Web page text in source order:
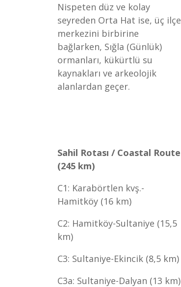
Nispeten düz ve kolay
seyreden Orta Hat ise, üç ilçe
merkezini birbirine
bağlarken, Sığla (Günlük)
ormanları, kükürtlü su
kaynakları ve arkeolojik
alanlardan geçer.
Sahil Rotası / Coastal Route
(245 km)
C1: Karabörtlen kvş.-
Hamitköy (16 km)
C2: Hamitköy-Sultaniye (15,5
km)
C3: Sultaniye-Ekincik (8,5 km)
C3a: Sultaniye-Dalyan (13 km)